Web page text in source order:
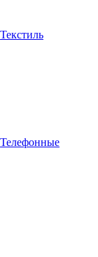
Текстиль
Телефонные